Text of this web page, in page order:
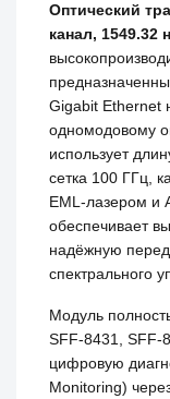
Оптический
канал, 1549.32
Gigabit Ethernet
одномодовому
использует
сетка 100 ГГц,
EML-лазером и
обеспечивает
надёжную
спектрального
Модуль
SFF-8431, SFF-
цифровую
Monitoring)